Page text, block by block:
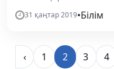
31 қаңтар 2019•Білім
‹ 1 2 3 4